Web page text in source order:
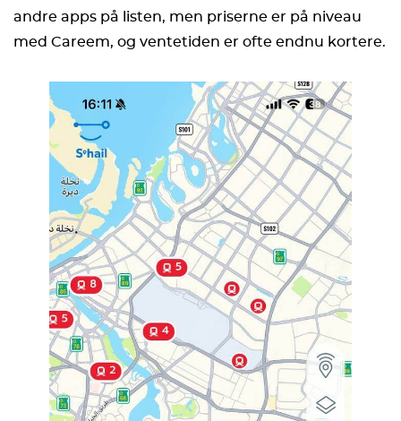
andre apps på listen, men priserne er på niveau
med Careem, og ventetiden er ofte endnu kortere.